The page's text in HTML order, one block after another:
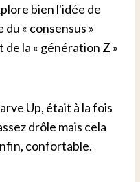
bien l'idée de
« consensus »
la « génération Z »
Up, était à la fois
drôle mais cela
confortable.